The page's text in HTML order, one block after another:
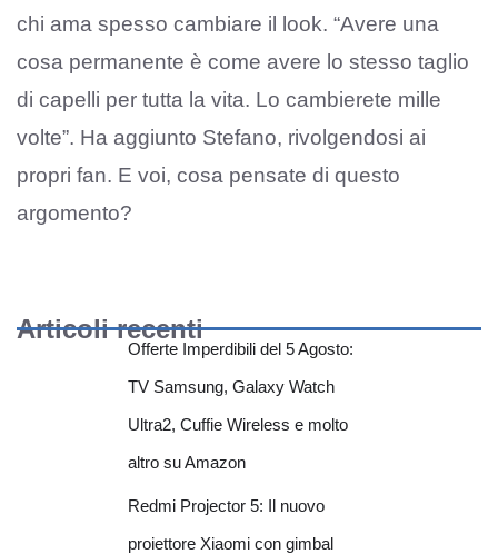
chi ama spesso cambiare il look. “Avere una
cosa permanente è come avere lo stesso taglio
di capelli per tutta la vita. Lo cambierete mille
volte”. Ha aggiunto Stefano, rivolgendosi ai
propri fan. E voi, cosa pensate di questo
argomento?
Articoli recenti
Offerte Imperdibili del 5 Agosto:
TV Samsung, Galaxy Watch
Ultra2, Cuffie Wireless e molto
altro su Amazon
Redmi Projector 5: Il nuovo
proiettore Xiaomi con gimbal